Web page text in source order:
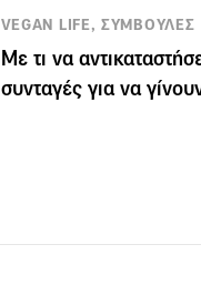
VEGAN LIFE, ΣΥΜΒΟΥΛΕΣ
Με τι να
συνταγές για να